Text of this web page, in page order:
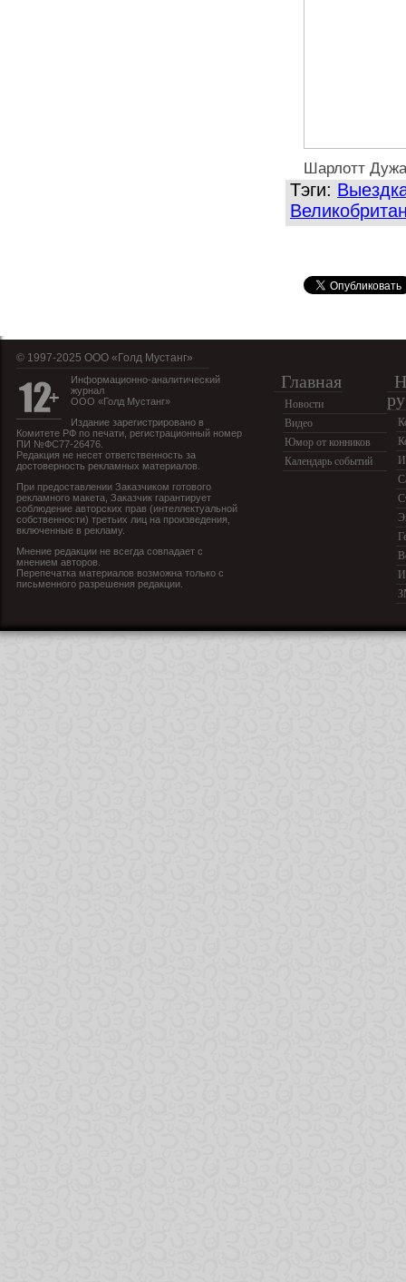
Шарлотт
Тэги:
© 1997-2025 OOO «Голд Мустанг»
Информационно-аналитический
журнал
ООО «Голд Мустанг»
Издание зарегистрировано в
Комитете РФ по печати, регистрационный номер
ПИ №ФС77-26476.
Редакция не несет ответственность за
достоверность рекламных материалов.
При предоставлении Заказчиком готового
рекламного макета, Заказчик гарантирует
соблюдение авторских прав (интеллектуальной
собственности) третьих лиц на произведения,
включенные в рекламу.
Мнение редакции не всегда совпадает с
мнением авторов.
Перепечатка материалов возможна только с
письменного разрешения редакции.
Главная
Новости
Видео
Юмор от конников
Календарь событий